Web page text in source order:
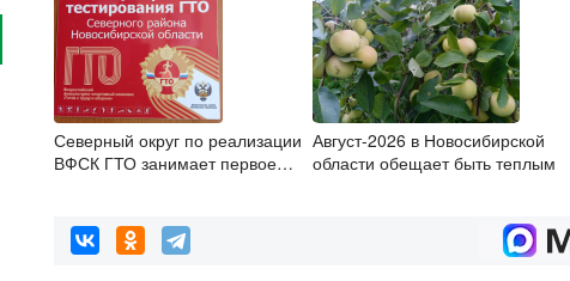
Северный округ по реализации
ВФСК ГТО занимает первое
Август-2026 в Новосибирской
области обещает быть теплым